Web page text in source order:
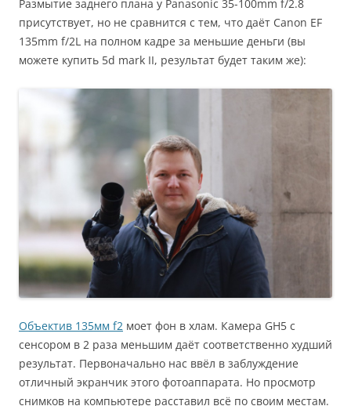
Размытие заднего плана у Panasonic 35-100mm f/2.8
присутствует, но не сравнится с тем, что даёт Canon EF
135mm f/2L на полном кадре за меньшие деньги (вы
можете купить 5d mark II, результат будет таким же):
Объектив 135мм f2 моет фон в хлам. Камера GH5 с
сенсором в 2 раза меньшим даёт соответственно худший
результат. Первоначально нас ввёл в заблуждение
отличный экранчик этого фотоаппарата. Но просмотр
снимков на компьютере расставил всё по своим местам.